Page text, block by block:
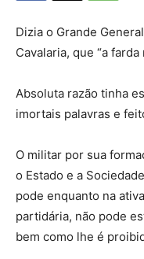
Dizia o Grande
Cavalaria, que “a
Absoluta razão tinha
imortais palavras e
O militar por sua
o Estado e a
pode enquanto na
partidária, não pode
bem como lhe é